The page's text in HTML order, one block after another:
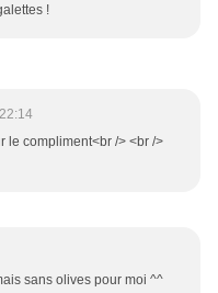
!
le compliment<br /> <br />
sans olives pour moi ^^